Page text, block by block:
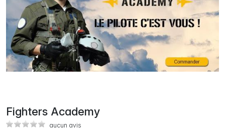
Fighters Academy
aucun avis